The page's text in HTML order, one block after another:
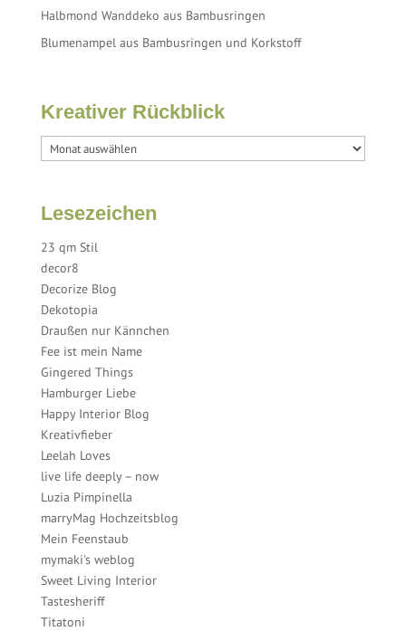
Halbmond Wanddeko aus Bambusringen
Blumenampel aus Bambusringen und Korkstoff
Kreativer Rückblick
Lesezeichen
23 qm Stil
decor8
Decorize Blog
Dekotopia
Draußen nur Kännchen
Fee ist mein Name
Gingered Things
Hamburger Liebe
Happy Interior Blog
Kreativfieber
Leelah Loves
live life deeply – now
Luzia Pimpinella
marryMag Hochzeitsblog
Mein Feenstaub
mymaki's weblog
Sweet Living Interior
Tastesheriff
Titatoni